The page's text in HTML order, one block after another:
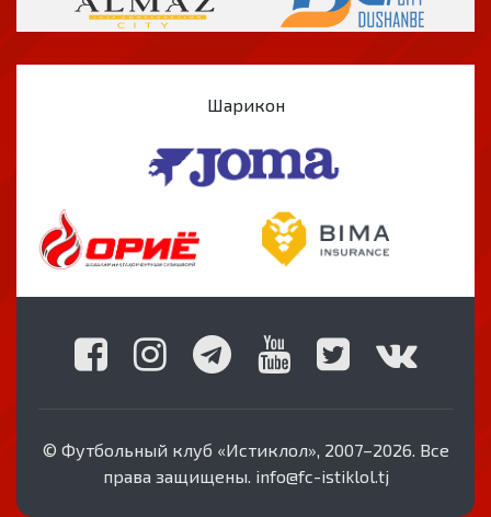
Шарикон
© Футбольный клуб «Истиклол», 2007–2026. Все
права защищены. info@fc-istiklol.tj